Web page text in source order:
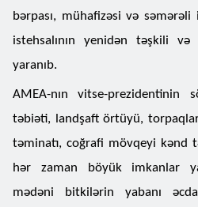
bərpası, mühafizəsi və
istehsalının yenidən təşkili
yaranıb.
AMEA-nın vitse-prezidentinin
təbiəti, landşaft örtüyü,
təminatı, coğrafi mövqeyi kənd
hər zaman böyük imkanlar
mədəni bitkilərin yabanı